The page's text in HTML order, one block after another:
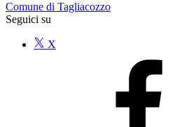
Comune di Tagliacozzo
Seguici su
X